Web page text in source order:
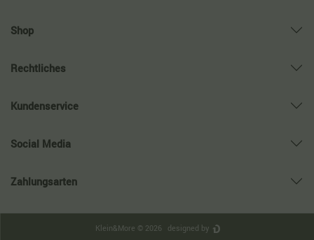
Shop
Rechtliches
Kundenservice
Social Media
Zahlungsarten
Klein&More © 2026 designed by